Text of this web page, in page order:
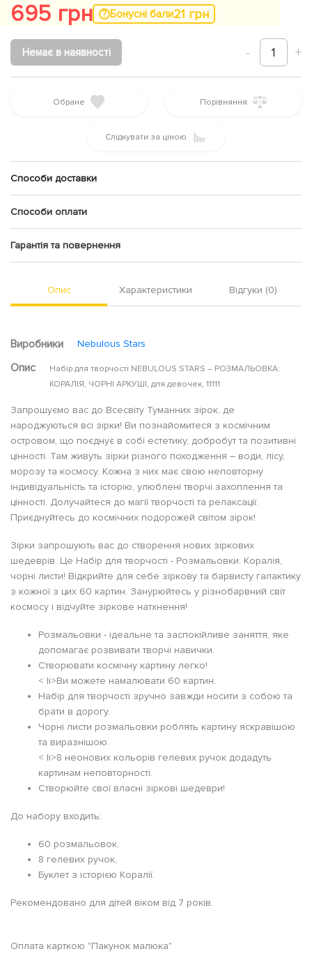
695 грн Бонусні бали21 грн
- 1 +
Немає в наявності
Обране Порівняння
Слідкувати за ціною
Способи доставки
Способи оплати
Гарантія та повернення
Опис Характеристики Відгуки (0)
Виробники Nebulous Stars
Опис
Набір для творчості NEBULOUS STARS – РОЗМАЛЬОВКА:
КОРАЛІЯ, ЧОРНІ АРКУШІ, для девочек, 11111
Запрошуємо вас до Всесвіту Туманних зірок, де
народжуються всі зірки! Ви познайомитеся з космічним
островом, що поєднує в собі естетику, добробут та позитивні
цінності. Там живуть зірки різного походження – води, лісу,
морозу та космосу. Кожна з них має свою неповторну
індивідуальність та історію, улюблені творчі захоплення та
цінності. Долучайтеся до магії творчості та релаксації.
Приєднуйтесь до космічних подорожей світом зірок!
Зірки запрошують вас до створення нових зіркових
шедеврів. Це Набір для творчості - Розмальовки: Коралія,
чорні листи! Відкрийте для себе зіркову та барвисту галактику
з кожної з цих 60 картин. Занурюйтесь у різнобарвний світ
космосу і відчуйте зіркове натхнення!
Розмальовки - ідеальне та заспокійливе заняття, яке
допомагає розвивати творчі навички.
Створювати космічну картину легко!
< li>Ви можете намалювати 60 картин.
Набір для творчості зручно завжди носити з собою та
брати в дорогу.
Чорні листи розмальовки роблять картину яскравішою
та виразнішою.
< li>8 неонових кольорів гелевих ручок додадуть
картинам неповторності.
Створюйте свої власні зіркові шедеври!
До набору входить:
60 розмальовок,
8 гелевих ручок,
Буклет з історією Коралії.
Рекомендовано для дітей віком від 7 років.
Оплата карткою "Пакунок малюка"